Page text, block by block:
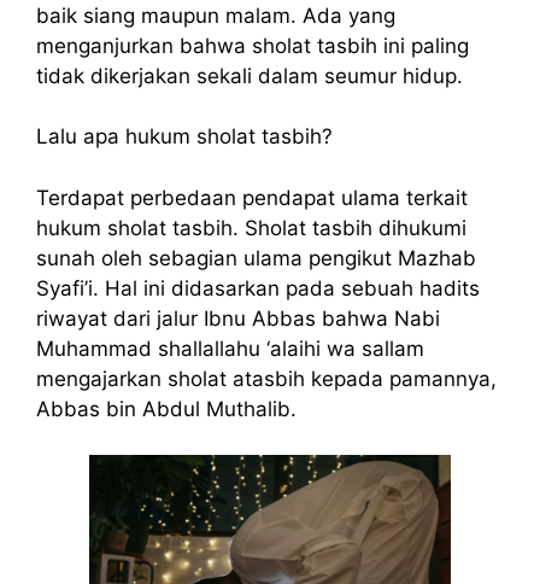
baik siang maupun malam. Ada yang
menganjurkan bahwa sholat tasbih ini paling
tidak dikerjakan sekali dalam seumur hidup.
Lalu apa hukum sholat tasbih?
Terdapat perbedaan pendapat ulama terkait
hukum sholat tasbih. Sholat tasbih dihukumi
sunah oleh sebagian ulama pengikut Mazhab
Syafi’i. Hal ini didasarkan pada sebuah hadits
riwayat dari jalur Ibnu Abbas bahwa Nabi
Muhammad shallallahu ‘alaihi wa sallam
mengajarkan sholat atasbih kepada pamannya,
Abbas bin Abdul Muthalib.